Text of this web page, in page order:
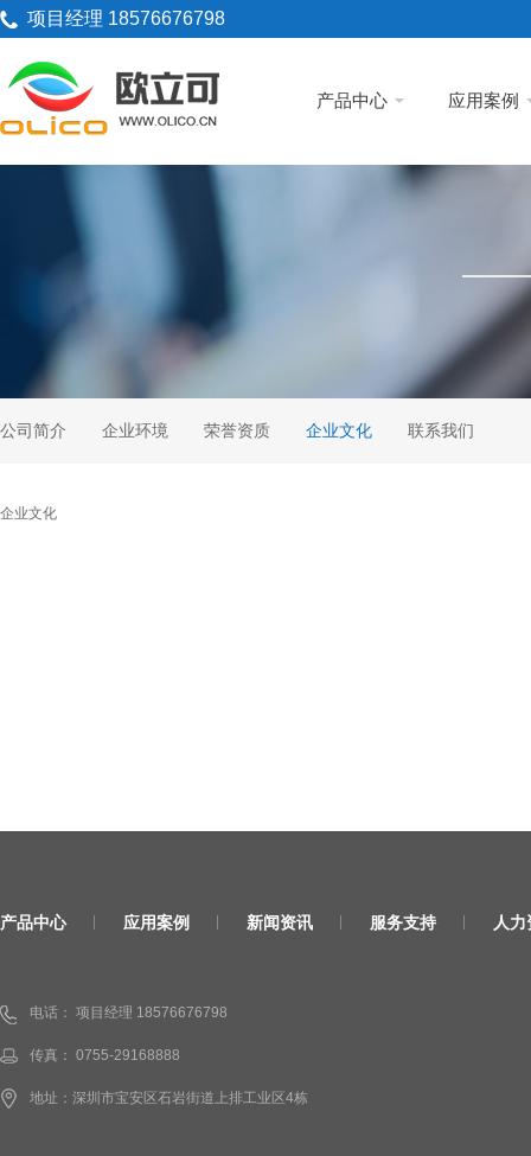
项目经理 18576676798
产品中心 应用案例
公司简介 企业环境 荣誉资质 企业文化 联系我们
企业文化
产品中心 应用案例 新闻资讯 服务支持 人
电话： 项目经理 18576676798
传真： 0755-29168888
地址：深圳市宝安区石岩街道上排工业区4栋